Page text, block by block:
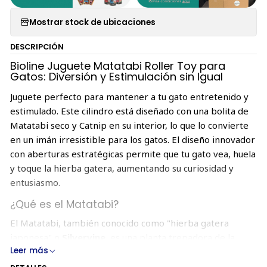
Mostrar stock de ubicaciones
DESCRIPCIÓN
Bioline Juguete Matatabi Roller Toy para
Gatos: Diversión y Estimulación sin Igual
Juguete perfecto para mantener a tu gato entretenido y
estimulado. Este cilindro está diseñado con una bolita de
Matatabi seco y Catnip en su interior, lo que lo convierte
en un imán irresistible para los gatos. El diseño innovador
con aberturas estratégicas permite que tu gato vea, huela
y toque la hierba gatera, aumentando su curiosidad y
entusiasmo.
¿Qué es el Matatabi?
El Matatabi, también conocido como "hierba gatera
familia Actinidiaceae, similar al kiwi. Su nombre científico
Leer más